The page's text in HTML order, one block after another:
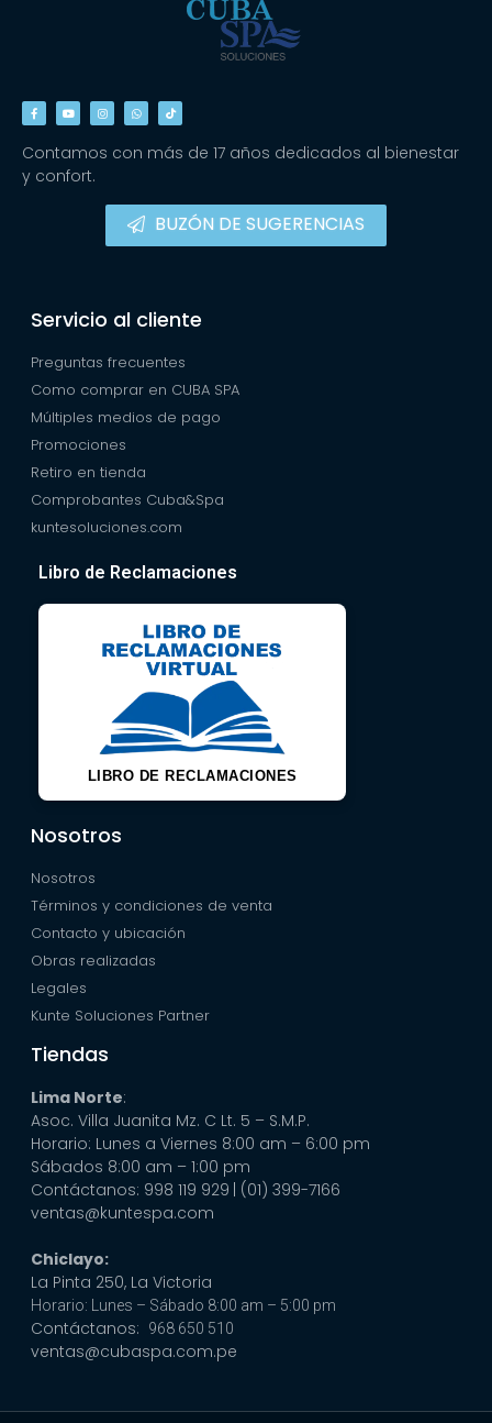
Contamos con más de 17 años dedicados al bienestar
y confort.
BUZÓN DE SUGERENCIAS
Servicio al cliente
Preguntas frecuentes
Como comprar en CUBA SPA
Múltiples medios de pago
Promociones
Retiro en tienda
Comprobantes Cuba&Spa
kuntesoluciones.com
Libro de Reclamaciones
LIBRO DE RECLAMACIONES
Nosotros
Nosotros
Términos y condiciones de venta
Contacto y ubicación
Obras realizadas
Legales
Kunte Soluciones Partner
Tiendas
Lima Norte:
Asoc. Villa Juanita Mz. C Lt. 5 – S.M.P.
Horario: Lunes a Viernes 8:00 am – 6:00 pm
Sábados 8:00 am – 1:00 pm
Contáctanos: 998 119 929 | (01) 399-7166
ventas@kuntespa.com
Chiclayo:
La Pinta 250, La Victoria
Horario: Lunes – Sábado 8:00 am – 5:00 pm
Contáctanos: 968 650 510
ventas@cubaspa.com.pe